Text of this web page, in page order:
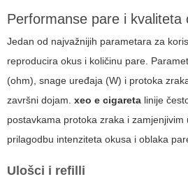
Performanse pare i kvaliteta
Jedan od najvažnijih parametara za
reproducira okus i količinu pare.
(ohm), snage uređaja (W) i protoka
završni dojam. xeo e cigareta linije
postavkama protoka zraka i zamjenjivim
prilagodbu intenziteta okusa i oblaka
Ulošci i refilli